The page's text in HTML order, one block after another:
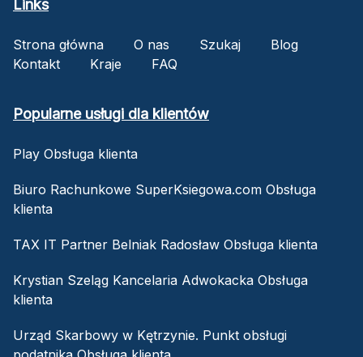
Links
Strona główna O nas Szukaj
Blog
Kontakt
Kraje FAQ
Popularne usługi dla klientów
Play Obsługa klienta
Biuro Rachunkowe SuperKsiegowa.com Obsługa
klienta
TAX IT Partner Belniak Radosław Obsługa klienta
Krystian Szeląg Kancelaria Adwokacka Obsługa
klienta
Urząd Skarbowy w Kętrzynie. Punkt obsługi